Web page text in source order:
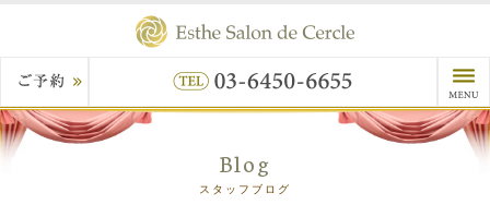
Blog
スタッフブログ